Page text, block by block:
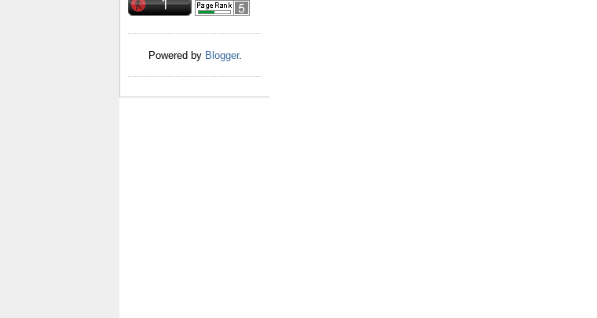
Powered by Blogger.